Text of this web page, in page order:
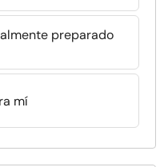
preparado
mí